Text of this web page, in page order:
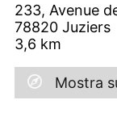
233, Avenue
78820 Juziers
3,6 km
Mostra